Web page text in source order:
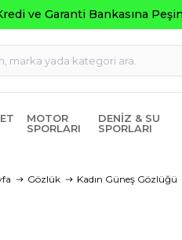
MOTOR
SPORLARI
DENIZ & SU
SPORLARI
Gözlük Kadın Güneş Gözlüğü